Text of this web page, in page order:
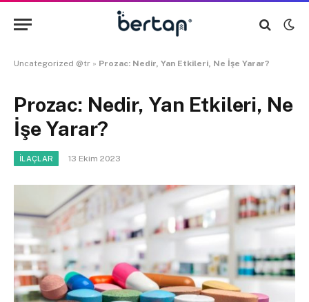
Uncategorized @tr » Prozac: Nedir, Yan Etkileri, Ne İşe Yarar?
Prozac: Nedir, Yan Etkileri, Ne
İşe Yarar?
İLAÇLAR 13 Ekim 2023